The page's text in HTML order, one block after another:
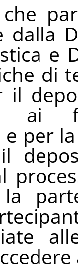
dalla
e
di
il
ai
per